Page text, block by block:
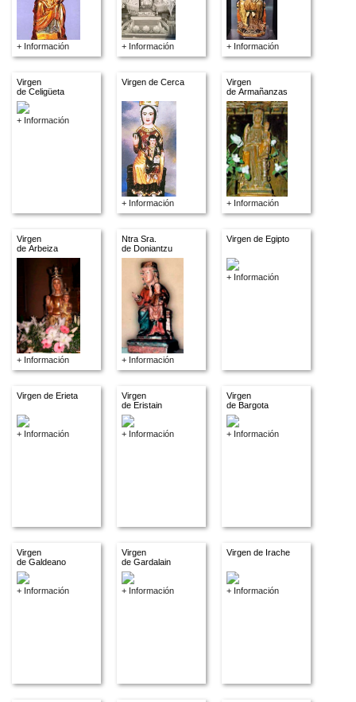
+ Información + Información + Información
Virgen
de Celigüeta
+ Información
Virgen de Cerca
+ Información
Virgen
de Armañanzas
+ Información
Virgen
de Arbeiza
+ Información
Ntra Sra.
de Doniantzu
+ Información
Virgen de Egipto
+ Información
Virgen de Erieta
+ Información
Virgen
de Eristain
+ Información
Virgen
de Bargota
+ Información
Virgen
de Galdeano
+ Información
Virgen
de Gardalain
+ Información
Virgen de Irache
+ Información